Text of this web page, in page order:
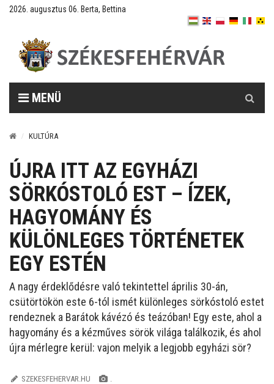
2026. augusztus 06. Berta, Bettina
MENÜ
KULTÚRA
ÚJRA ITT AZ EGYHÁZI
SÖRKÓSTOLÓ EST – ÍZEK,
HAGYOMÁNY ÉS
KÜLÖNLEGES TÖRTÉNETEK
EGY ESTÉN
A nagy érdeklődésre való tekintettel április 30-án,
csütörtökön este 6-tól ismét különleges sörkóstoló estet
rendeznek a Barátok kávézó és teázóban! Egy este, ahol a
hagyomány és a kézműves sörök világa találkozik, és ahol
újra mérlegre kerül: vajon melyik a legjobb egyházi sör?
SZEKESFEHERVAR.HU .